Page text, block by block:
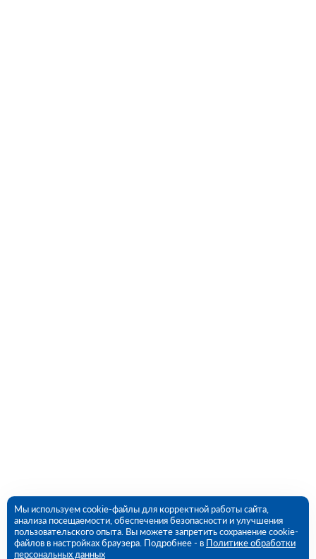
Мы используем cookie-файлы для корректной работы сайта,
анализа посещаемости, обеспечения безопасности и улучшения
пользовательского опыта. Вы можете запретить сохранение cookie-
файлов в настройках браузера. Подробнее - в Политике обработки
персональных данных